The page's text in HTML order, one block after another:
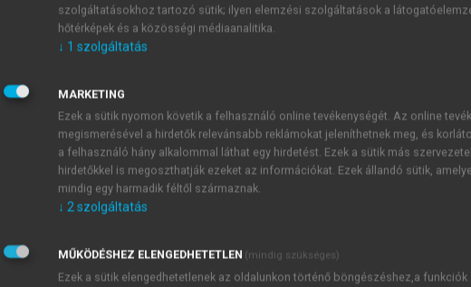
JELSZÓ
szolgáltatásokhoz tartozó sütik; ilyen elemzési szolgáltatások a
hőtérképek és a közösségi médiaanalitika.
↓ 1 szolgáltatás
MARKETING
Ezek a sütik nyomon követik a felhasználó online tevékenységét. Az online
megismerésével a hirdetők relevánsabb reklámokat jeleníthetnek meg, és
a felhasználó hány alkalommal láthat egy hirdetést. Ezek a sütik más
hirdetőkkel is megoszthatják ezeket az információkat. Ezek állandó sütik,
mindig egy harmadik féltől származnak.
↓ 2szolgáltatás
MŰKÖDÉSHEZ ELENGEDHETETLEN (mindig szükséges)
Ezek a sütik elengedhetetlenek az oldalunkon történő böngészéshez,a funkciók